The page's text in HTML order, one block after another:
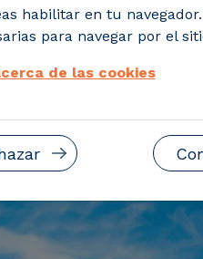
habilitar en tu
para navegar por el
de las cookies